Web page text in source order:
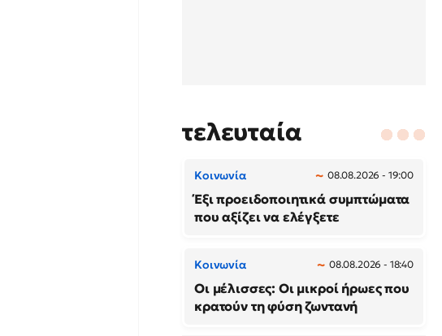
τελευταία
Κοινωνία 08.08.2026 - 19:00
Έξι προειδοποιητικά συμπτώματα
που αξίζει να ελέγξετε
Κοινωνία 08.08.2026 - 18:40
Οι μέλισσες: Οι μικροί ήρωες που
κρατούν τη φύση ζωντανή